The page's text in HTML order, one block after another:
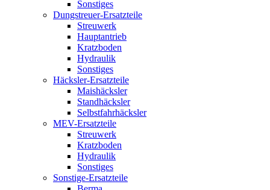
Sonstiges
Dungstreuer-Ersatzteile
Streuwerk
Hauptantrieb
Kratzboden
Hydraulik
Sonstiges
Häcksler-Ersatzteile
Maishäcksler
Standhäcksler
Selbstfahrhäcksler
MEV-Ersatzteile
Streuwerk
Kratzboden
Hydraulik
Sonstiges
Sonstige-Ersatzteile